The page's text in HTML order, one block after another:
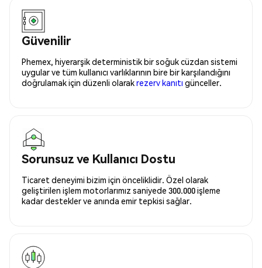
Güvenilir
Phemex, hiyerarşik deterministik bir soğuk cüzdan sistemi
uygular ve tüm kullanıcı varlıklarının bire bir karşılandığını
doğrulamak için düzenli olarakrezerv kanıtı günceller.
Sorunsuz ve Kullanıcı Dostu
Ticaret deneyimi bizim için önceliklidir. Özel olarak
geliştirilen işlem motorlarımız saniyede 300.000 işleme
kadar destekler ve anında emir tepkisi sağlar.